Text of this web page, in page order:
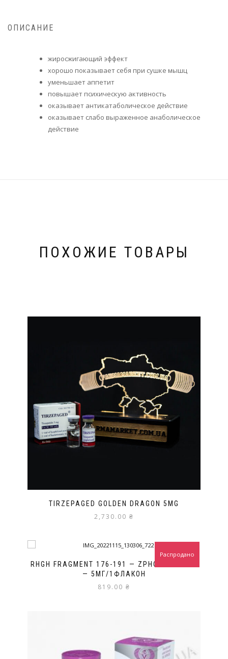
ОПИСАНИЕ
жиросжигающий эффект
хорошо показывает себя при сушке мышц
уменьшает аппетит
повышает психическую активность
оказывает антикатаболическое действие
оказывает слабо выраженное анаболическое
действие
ПОХОЖИЕ ТОВАРЫ
TIRZEPAGED GOLDEN DRAGON 5MG
2,730.00 ₴
RHGH FRAGMENT 176-191 — ZPHC PEPTIDES
— 5МГ/1ФЛАКОН
819.00 ₴
Распродано